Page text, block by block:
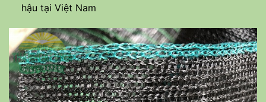
hậu tại Việt Nam